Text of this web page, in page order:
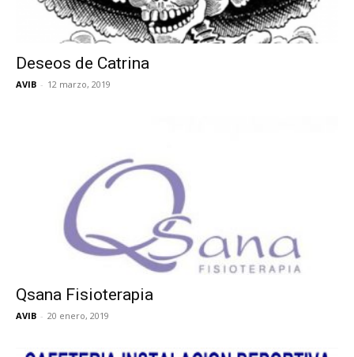
Deseos de Catrina
AVIB - 12 marzo, 2019
Qsana Fisioterapia
AVIB - 20 enero, 2019